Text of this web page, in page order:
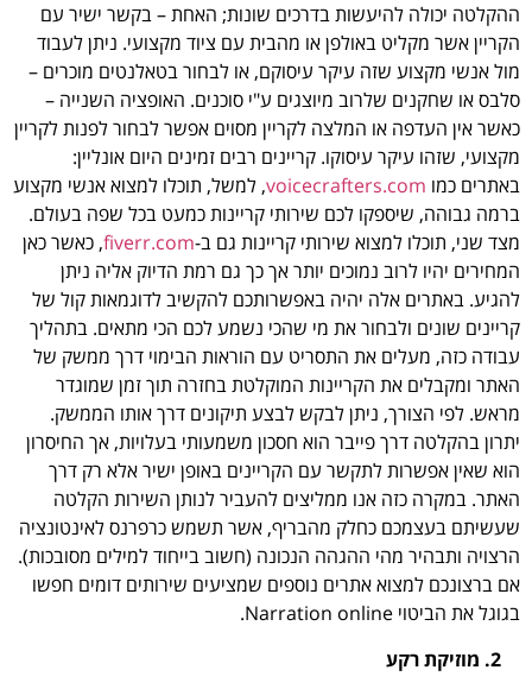
ההקלטה יכולה להיעשות בדרכים שונות; האחת – בקשר ישיר עם
הקריין אשר מקליט באולפן או מהבית עם ציוד מקצועי. ניתן לעבוד
מול אנשי מקצוע שזה עיקר עיסוקם, או לבחור בטאלנטים מוכרים –
סלבס או שחקנים שלרוב מיוצגים ע"י סוכנים. האופציה השנייה –
כאשר אין העדפה או המלצה לקריין מסוים אפשר לבחור לפנות לקריין
מקצועי, שזהו עיקר עיסוקו. קריינים רבים זמינים היום אונליין:
באתרים כמו voicecrafters.com, למשל, תוכלו למצוא אנשי מקצוע
ברמה גבוהה, שיספקו לכם שירותי קריינות כמעט בכל שפה בעולם.
מצד שני, תוכלו למצוא שירותי קריינות גם ב-fiverr.com, כאשר כאן
המחירים יהיו לרוב נמוכים יותר אך כך גם רמת הדיוק אליה ניתן
להגיע. באתרים אלה יהיה באפשרותכם להקשיב לדוגמאות קול של
קריינים שונים ולבחור את מי שהכי נשמע לכם הכי מתאים. בתהליך
עבודה כזה, מעלים את התסריט עם הוראות הבימוי דרך ממשק של
האתר ומקבלים את הקריינות המוקלטת בחזרה תוך זמן שמוגדר
מראש. לפי הצורך, ניתן לבקש לבצע תיקונים דרך אותו הממשק.
יתרון בהקלטה דרך פייבר הוא חסכון משמעותי בעלויות, אך החיסרון
הוא שאין אפשרות לתקשר עם הקריינים באופן ישיר אלא רק דרך
האתר. במקרה כזה אנו ממליצים להעביר לנותן השירות הקלטה
שעשיתם בעצמכם כחלק מהבריף, אשר תשמש כרפרנס לאינטונציה
הרצויה ותבהיר מהי ההגהה הנכונה (חשוב בייחוד למילים מסובכות).
אם ברצונכם למצוא אתרים נוספים שמציעים שירותים דומים חפשו
בגוגל את הביטוי Narration online.